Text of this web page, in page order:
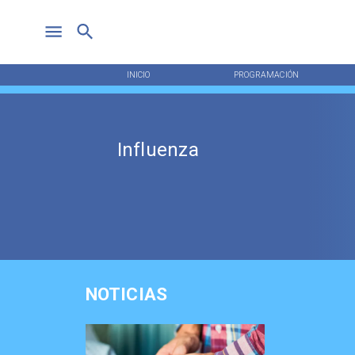
INICIO PROGRAMACIÓN
Influenza
NOTICIAS